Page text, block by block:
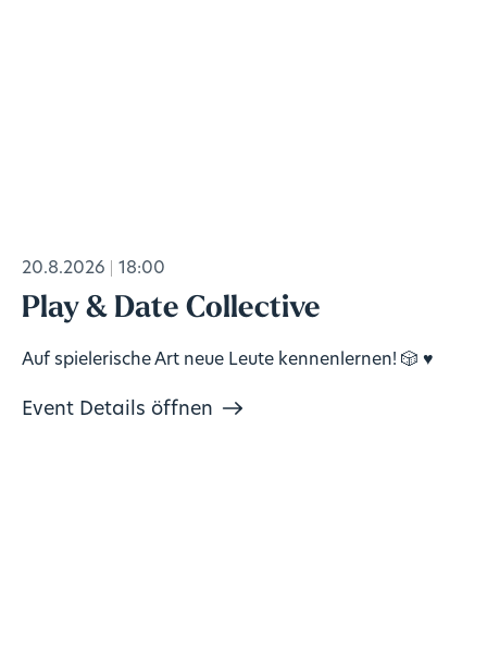
20.8.2026 18:00
Play & Date Collective
Auf spielerische Art neue Leute kennenlernen! 🎲 ♥️
Event Details öffnen